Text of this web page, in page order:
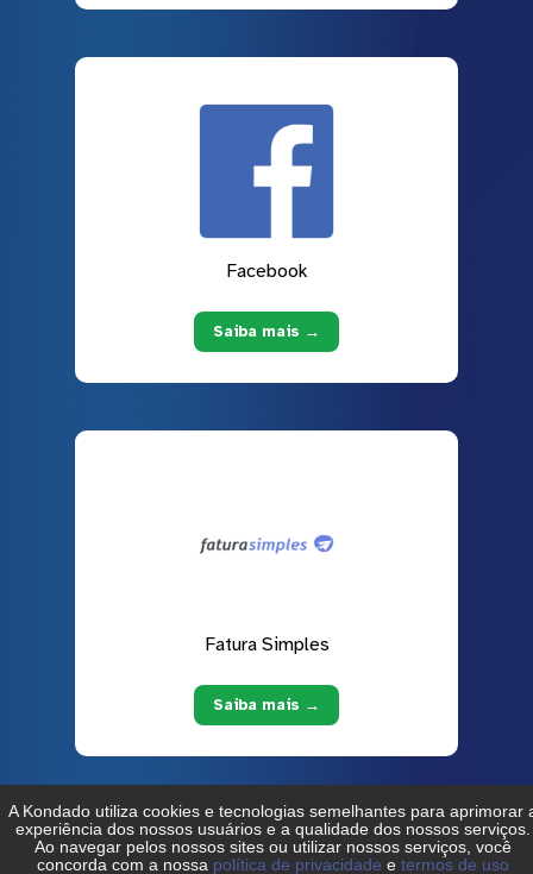
Facebook
Saiba mais →
Fatura Simples
Saiba mais →